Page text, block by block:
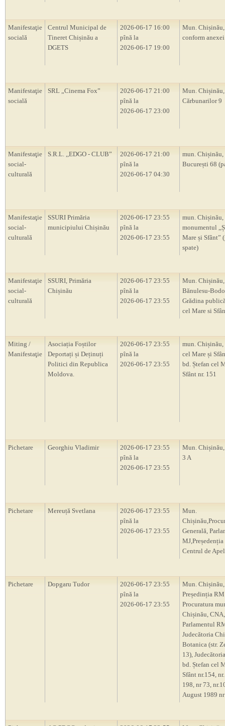
Manifestaţie
socială
Centrul Municipal de
Tineret Chișinău a
DGETS
2026-06-17 16:00
pînă la
2026-06-17 19:00
Mun.
conform anexei
Manifestaţie
socială
SRL „Cinema Fox”
2026-06-17 21:00
pînă la
2026-06-17 23:00
Mun. Chișinău,
Cărbunarilor 9
Manifestaţie
social-
culturală
S.R.L. ,,EDGO - CLUB”
2026-06-17 21:00
pînă la
2026-06-17 04:30
mun. Chișinău,
București 68
Manifestaţie
social-
culturală
SSURI Primăria
municipiului Chișinău
2026-06-17 23:55
pînă la
2026-06-17 23:55
mun. Chișinău,
monumentul
Mare și Sfânt”
spate)
Manifestaţie
social-
culturală
SSURI, Primăria
Chișinău
2026-06-17 23:55
pînă la
2026-06-17 23:55
Mun. Chișinău,
Bănulesu-
Grădina
cel Mare si
Miting /
Manifestaţie
Asociația Foștilor
Deportați și Deținuți
Politici din Republica
Moldova.
2026-06-17 23:55
pînă la
2026-06-17 23:55
mun. Chișinău,
cel Mare și
bd. Ștefan cel
Sfânt nr. 151
Pichetare Georghiu Vladimir
2026-06-17 23:55
pînă la
2026-06-17 23:55
Mun.
3 A
Pichetare Mereuță Svetlana
2026-06-17 23:55
pînă la
2026-06-17 23:55
Mun.
Generală,
Centrul de Apel
Pichetare Dopgaru Tudor
2026-06-17 23:55
pînă la
2026-06-17 23:55
Mun. Chișinău,
Președinția
Procuratura
Chișinău, CNA,
Parlamentul
Judecătoria
Botanica (str.
13),
bd. Ștefan cel
Sfânt nr.154,
198, nr 73,
August 1989 nr